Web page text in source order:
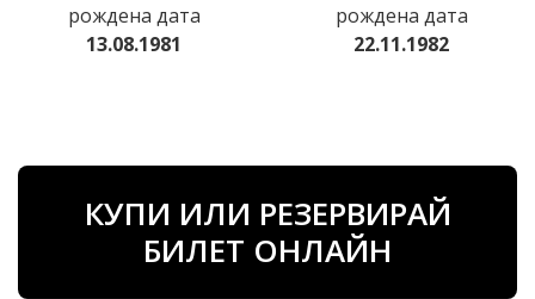
рождена дата
13.08.1981
рождена дата
22.11.1982
КУПИ ИЛИ РЕЗЕРВИРАЙ
БИЛЕТ ОНЛАЙН